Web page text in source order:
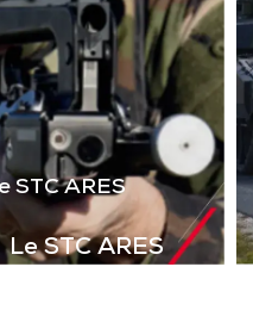
Télécharger la
plaquette
STC ARES
Le STC ARES